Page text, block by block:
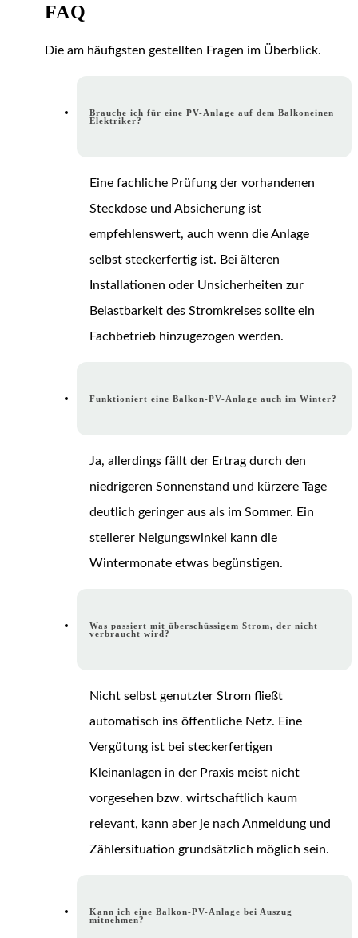
FAQ
Die am häufigsten gestellten Fragen im Überblick.
Brauche ich für eine PV-Anlage auf dem Balkoneinen
Elektriker?
Eine fachliche Prüfung der vorhandenen
Steckdose und Absicherung ist
empfehlenswert, auch wenn die Anlage
selbst steckerfertig ist. Bei älteren
Installationen oder Unsicherheiten zur
Belastbarkeit des Stromkreises sollte ein
Fachbetrieb hinzugezogen werden.
Funktioniert eine Balkon-PV-Anlage auch im Winter?
Ja, allerdings fällt der Ertrag durch den
niedrigeren Sonnenstand und kürzere Tage
deutlich geringer aus als im Sommer. Ein
steilerer Neigungswinkel kann die
Wintermonate etwas begünstigen.
Was passiert mit überschüssigem Strom, der nicht
verbraucht wird?
Nicht selbst genutzter Strom fließt
automatisch ins öffentliche Netz. Eine
Vergütung ist bei steckerfertigen
Kleinanlagen in der Praxis meist nicht
vorgesehen bzw. wirtschaftlich kaum
relevant, kann aber je nach Anmeldung und
Zählersituation grundsätzlich möglich sein.
Kann ich eine Balkon-PV-Anlage bei Auszug
mitnehmen?